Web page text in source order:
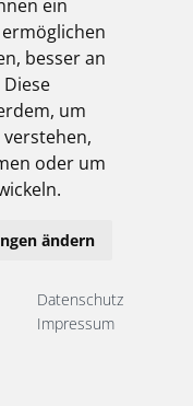
ein
besser an
um
verstehen,
oder um
ändern
Datenschutz
Impressum